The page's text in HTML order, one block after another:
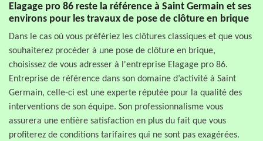
Elagage pro 86 reste la référence à Saint Germain et ses
environs pour les travaux de pose de clôture en brique
Dans le cas où vous préfériez les clôtures classiques et que vous
souhaiterez procéder à une pose de clôture en brique,
choisissez de vous adresser à l'entreprise Elagage pro 86.
Entreprise de référence dans son domaine d’activité à Saint
Germain, celle-ci est une experte réputée pour la qualité des
interventions de son équipe. Son professionnalisme vous
assurera une entière satisfaction en plus du fait que vous
profiterez de conditions tarifaires qui ne sont pas exagérées.